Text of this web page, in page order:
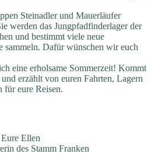
Steinadler und Mauerläufer
werden das Jungpfadfinderlager der
und bestimmt viele neue
sammeln. Dafür wünschen wir euch
eine erholsame Sommerzeit! Kommt
erzählt von euren Fahrten, Lagern
für eure Reisen.
Eure Ellen
des Stamm Franken